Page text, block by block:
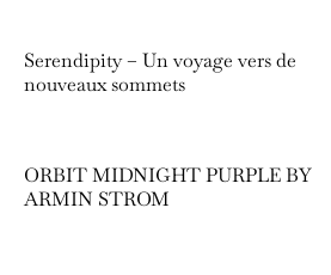
Serendipity – Un voyage vers de
nouveaux sommets
ORBIT MIDNIGHT PURPLE BY
ARMIN STROM